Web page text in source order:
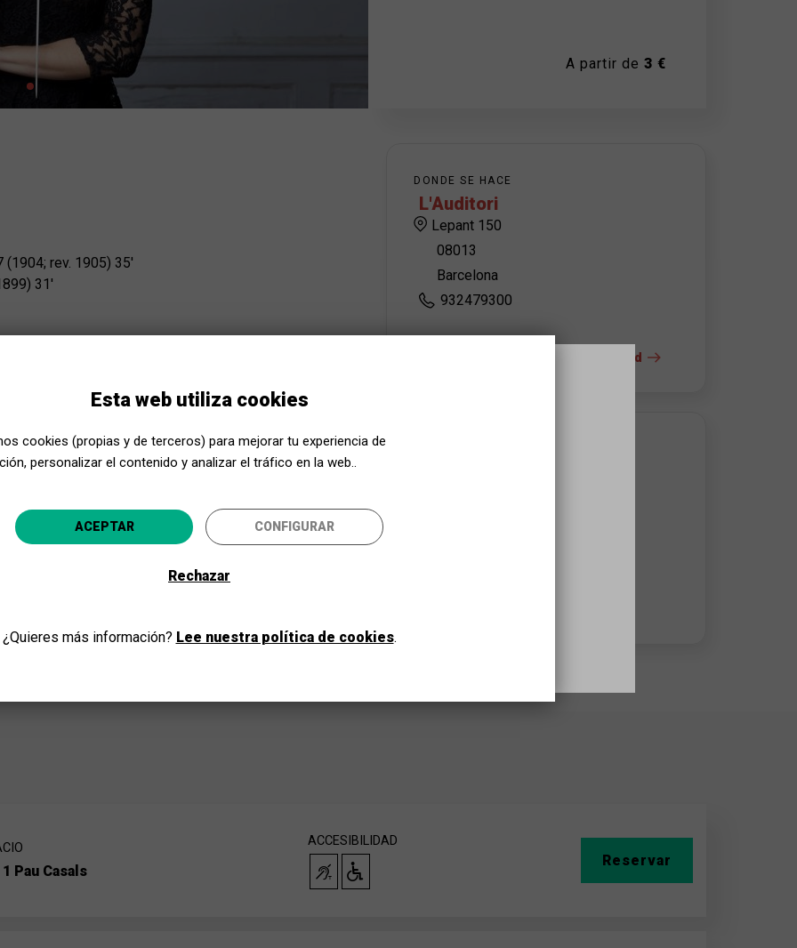
A partir de 3 €
rev. 1905) 35′
31′
(OBC)
Null, de la ucraniana Victoria Poleva, un potente retrato
de Jean Sibelius. Pese a ser un símbolo nacional en
con la presentación de este concierto en
y el estreno, en Helsinki, fue un fracaso debido a la
las fronteras de su país.
que –en palabras del compositor, nunca suena– la
DONDE SE HACE
L'Auditori
Lepant 150
08013
Barcelona
932479300
+ info del espacio y la accesibilidad
Acerca Cultura, ¡aún más cerca!
Selecciona tu provincia y disfruta de la cultura para todos
1 Pau Casals
ACCESIBILIDAD
Reservar
Esta web utiliza cookies
cookies (propias y de terceros) para mejorar tu experiencia de
personalizar el contenido y analizar el tráfico en la web..
ACEPTAR CONFIGURAR
Rechazar
¿Quieres más información? Lee nuestra política de cookies.